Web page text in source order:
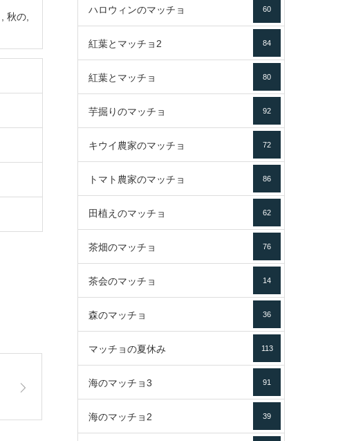
秋の
ハロウィンのマッチョ 60
紅葉とマッチョ2 84
紅葉とマッチョ 80
芋掘りのマッチョ 92
キウイ農家のマッチョ 72
トマト農家のマッチョ 86
田植えのマッチョ 62
茶畑のマッチョ 76
茶会のマッチョ 14
森のマッチョ 36
マッチョの夏休み 113
海のマッチョ3 91
海のマッチョ2 39